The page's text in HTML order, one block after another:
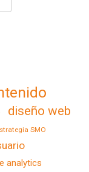
diseño web
SMO
analytics